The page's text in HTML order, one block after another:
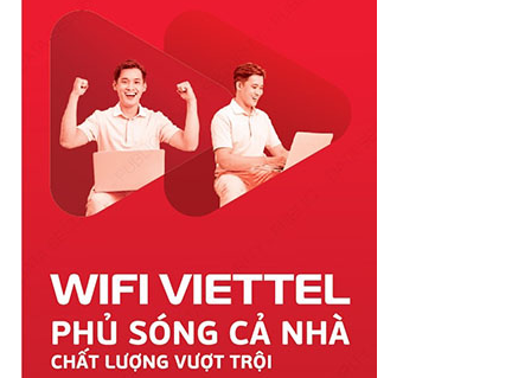
Quảng Ngãi
Quảng Ninh
Quảng Trị
Sóc Trăng
Sơn La
Tây Ninh
Thái Bình
Thái Nguyên
Thừa Thiên Huế
Tiền Giang
Trà Vinh
Tuyên Quang